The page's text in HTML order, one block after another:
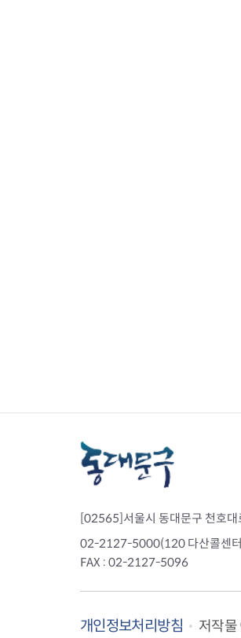
[02565]서울시 동대문구 천호
02-2127-5000(120 다산콜센
FAX : 02-2127-5096
개인정보처리방침 저작물